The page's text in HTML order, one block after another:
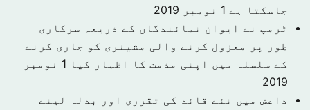
جاسکتا ہے 1 نومبر 2019
ٹرمپ نے ایوان نمائندگان کے ذریعہ سرکاری
طور پر معزول کرنے والی مشینری کو جاری کرنے
کے سلسلہ میں اپنی مذمت کا اظہار کیا
1 نومبر
2019
داعش میں نئے قائد کی تقرری اور بدلہ لینے